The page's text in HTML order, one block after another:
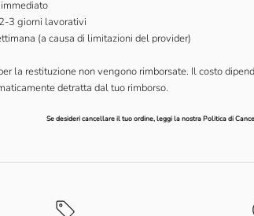
3 giorni lavorativi
(a causa di limitazioni del provider)
la restituzione non vengono rimborsate. Il costo
detratta dal tuo rimborso.
Se desideri cancellare il tuo ordine, leggi la nostraPolitica di